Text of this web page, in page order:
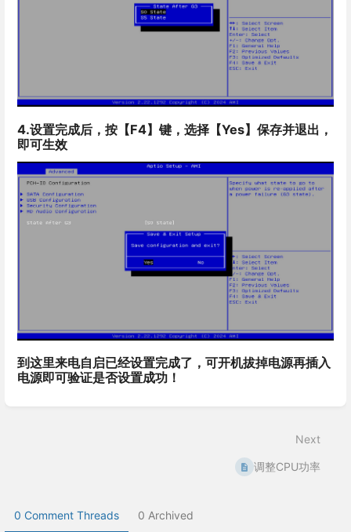
4.设置完成后，按【F4】键，选择【Yes】保存并退出，
即可生效
到这里来电自启已经设置完成了，可开机拔掉电源再插入
电源即可验证是否设置成功！
Next
调整CPU功率
0 Comment Threads 0 Archived